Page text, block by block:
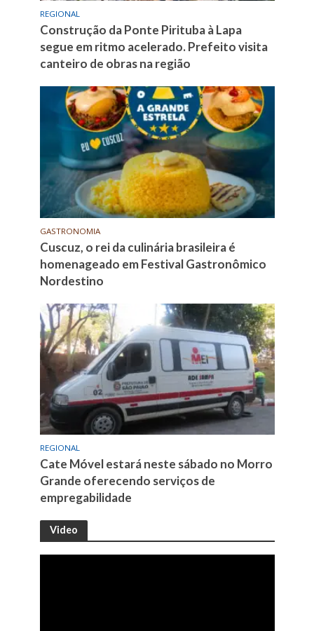
REGIONAL
Construção da Ponte Pirituba à Lapa
segue em ritmo acelerado. Prefeito visita
canteiro de obras na região
GASTRONOMIA
Cuscuz, o rei da culinária brasileira é
homenageado em Festival Gastronômico
Nordestino
REGIONAL
Cate Móvel estará neste sábado no Morro
Grande oferecendo serviços de
empregabilidade
Video